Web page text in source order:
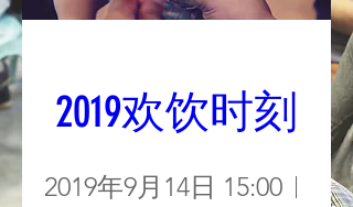
2019欢饮时刻
2019年9月14日 15:00